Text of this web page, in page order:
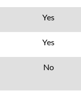
Yes
Yes
No